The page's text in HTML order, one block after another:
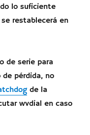
lo suficiente
restablecerá en
de serie para
pérdida, no
de la
wvdial en caso